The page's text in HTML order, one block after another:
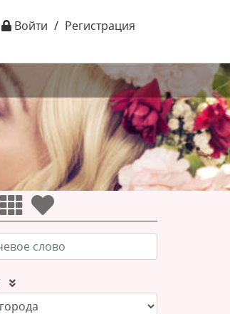
Войти / Регистрация